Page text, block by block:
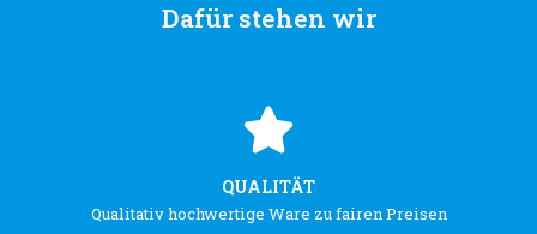
Dafür stehen wir
QUALITÄT
Qualitativ hochwertige Ware zu fairen Preisen